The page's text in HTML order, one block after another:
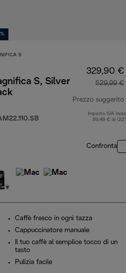
799,99 €
S
S, Silver
329,90 €
529,99 €
Prezzo suggerito
Importo IVA
59,49 € di
Confronta
Caffè fresco in ogni tazza
Cappuccinatore manuale
Il tuo caffè al semplice tocco di un
tasto
Pulizia facile